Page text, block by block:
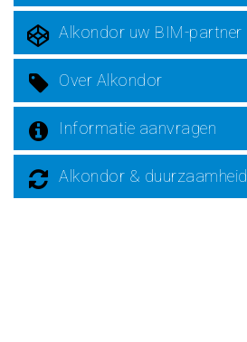
Alkondor uw BIM-partner
Over Alkondor
Informatie aanvragen
Alkondor & duurzaamheid